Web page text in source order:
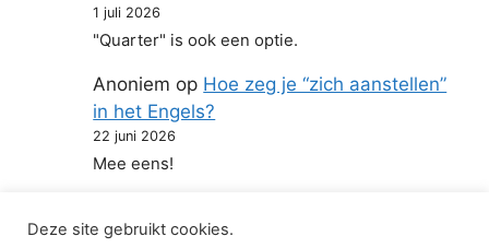
1 juli 2026
"Quarter" is ook een optie.
Anoniem op Hoe zeg je “zich aanstellen”
in het Engels?
22 juni 2026
Mee eens!
Deze site gebruikt cookies.